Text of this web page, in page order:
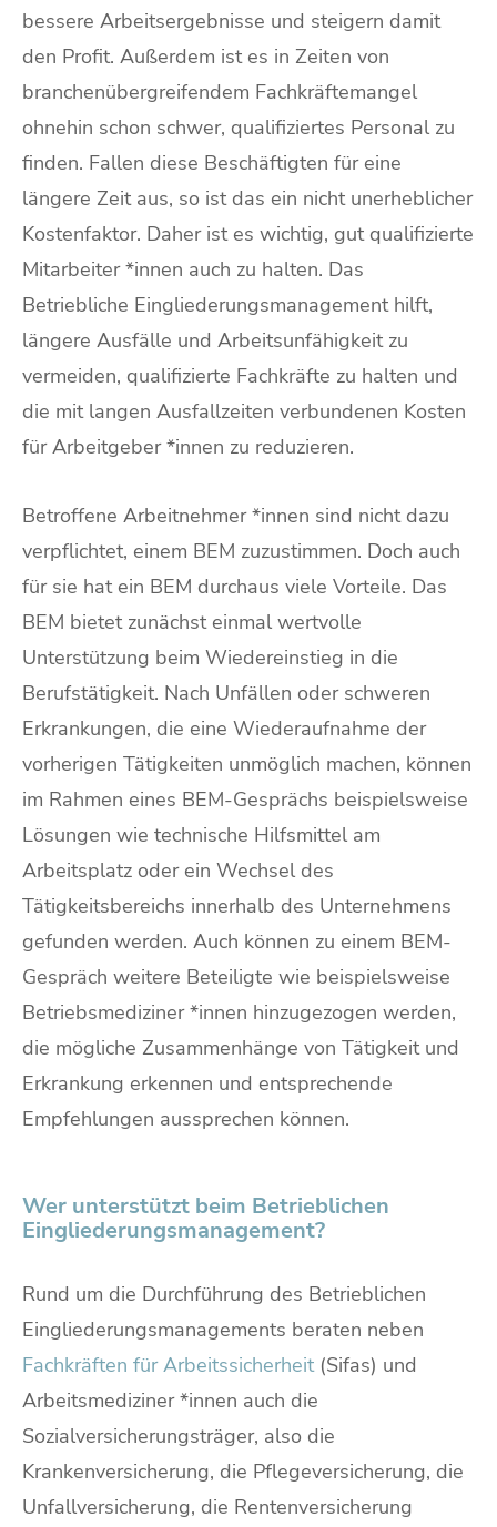
bessere Arbeitsergebnisse und steigern damit
den Profit. Außerdem ist es in Zeiten von
branchenübergreifendem Fachkräftemangel
ohnehin schon schwer, qualifiziertes Personal zu
finden. Fallen diese Beschäftigten für eine
längere Zeit aus, so ist das ein nicht unerheblicher
Kostenfaktor. Daher ist es wichtig, gut qualifizierte
Mitarbeiter *innen auch zu halten. Das
Betriebliche Eingliederungsmanagement hilft,
längere Ausfälle und Arbeitsunfähigkeit zu
vermeiden, qualifizierte Fachkräfte zu halten und
die mit langen Ausfallzeiten verbundenen Kosten
für Arbeitgeber *innen zu reduzieren.
Betroffene Arbeitnehmer *innen sind nicht dazu
verpflichtet, einem BEM zuzustimmen. Doch auch
für sie hat ein BEM durchaus viele Vorteile. Das
BEM bietet zunächst einmal wertvolle
Unterstützung beim Wiedereinstieg in die
Berufstätigkeit. Nach Unfällen oder schweren
Erkrankungen, die eine Wiederaufnahme der
vorherigen Tätigkeiten unmöglich machen, können
im Rahmen eines BEM-Gesprächs beispielsweise
Lösungen wie technische Hilfsmittel am
Arbeitsplatz oder ein Wechsel des
Tätigkeitsbereichs innerhalb des Unternehmens
gefunden werden. Auch können zu einem BEM-
Gespräch weitere Beteiligte wie beispielsweise
Betriebsmediziner *innen hinzugezogen werden,
die mögliche Zusammenhänge von Tätigkeit und
Erkrankung erkennen und entsprechende
Empfehlungen aussprechen können.
Wer unterstützt beim Betrieblichen
Eingliederungsmanagement?
Rund um die Durchführung des Betrieblichen
Eingliederungsmanagements beraten neben
Fachkräften für Arbeitssicherheit(Sifas) und
Arbeitsmediziner *innen auch die
Sozialversicherungsträger, also die
Krankenversicherung, die Pflegeversicherung, die
Unfallversicherung, die Rentenversicherung